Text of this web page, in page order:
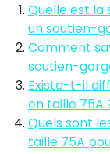
Quelle est la
un soutien-
Comment
soutien-
Existe-t-il
en taille 75A
Quels sont
taille 75A